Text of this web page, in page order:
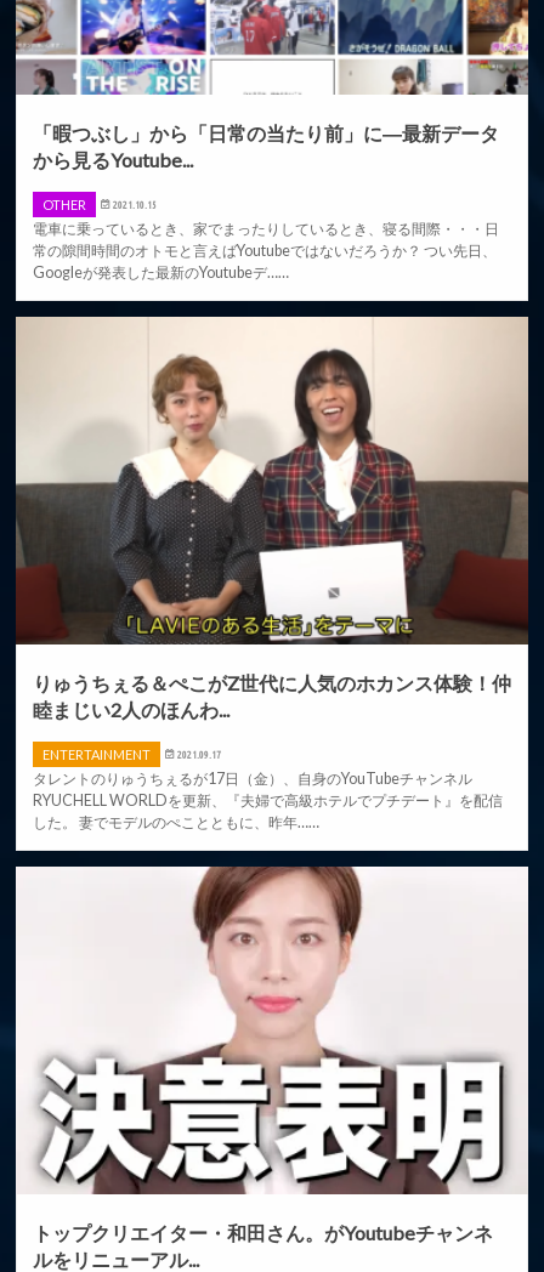
「暇つぶし」から「日常の当たり前」に―最新データ
から見るYoutube...
OTHER 2021.10.15
電車に乗っているとき、家でまったりしているとき、寝る間際・・・日
常の隙間時間のオトモと言えばYoutubeではないだろうか？ つい先日、
Googleが発表した最新のYoutubeデ……
りゅうちぇる＆ぺこがZ世代に人気のホカンス体験！仲
睦まじい2人のほんわ...
ENTERTAINMENT 2021.09.17
タレントのりゅうちぇるが17日（金）、自身のYouTubeチャンネル
RYUCHELL WORLDを更新、『夫婦で高級ホテルでプチデート』を配信
した。 妻でモデルのぺことともに、昨年……
トップクリエイター・和田さん。がYoutubeチャンネ
ルをリニューアル...